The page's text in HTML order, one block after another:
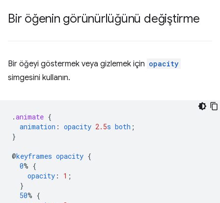
Bir öğenin görünürlüğünü değiştirme
Bir öğeyi göstermek veya gizlemek için opacity
simgesini kullanın.
.animate {
animation : opacity 2.5s both ;
}
@keyframes opacity {
0% {
opacity : 1 ;
}
50% {